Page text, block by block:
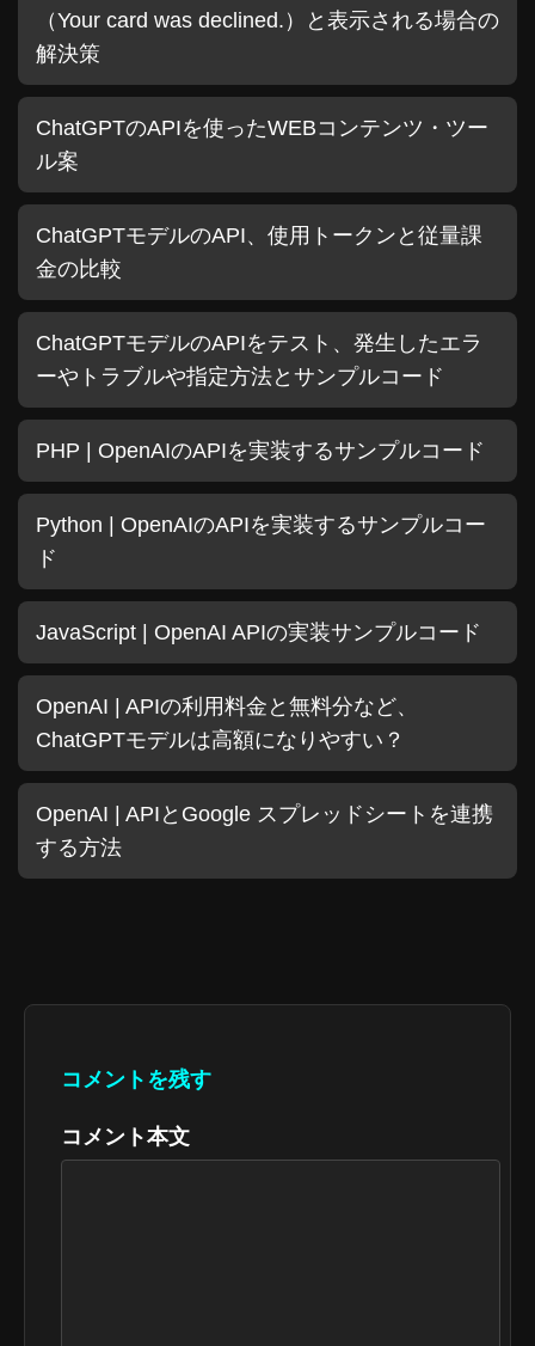
（Your card was declined.）と表示される場合の
解決策
ChatGPTのAPIを使ったWEBコンテンツ・ツー
ル案
ChatGPTモデルのAPI、使用トークンと従量課
金の比較
ChatGPTモデルのAPIをテスト、発生したエラ
ーやトラブルや指定方法とサンプルコード
PHP | OpenAIのAPIを実装するサンプルコード
Python | OpenAIのAPIを実装するサンプルコー
ド
JavaScript | OpenAI APIの実装サンプルコード
OpenAI | APIの利用料金と無料分など、
ChatGPTモデルは高額になりやすい？
OpenAI | APIとGoogle スプレッドシートを連携
する方法
コメントを残す
コメント本文